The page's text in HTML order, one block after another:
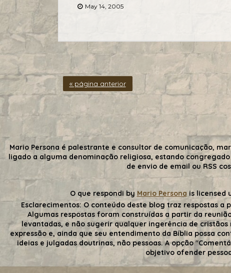
May 14, 2005
« página anterior
Mario Persona é palestrante e consultor de comunicação,
ligado a alguma denominação religiosa, estando
de envio de email ou RSS
O que respondi by Mario Persona is licensed
Esclarecimentos:O conteúdo deste blog traz respostas a
Algumas respostas foram construídas a partir da
levantadas, e não sugerir qualquer ingerência de
expressão e, ainda que seu entendimento da Bíblia possa
ideias e julgadas doutrinas, não pessoas. A opção
objetivo ofender